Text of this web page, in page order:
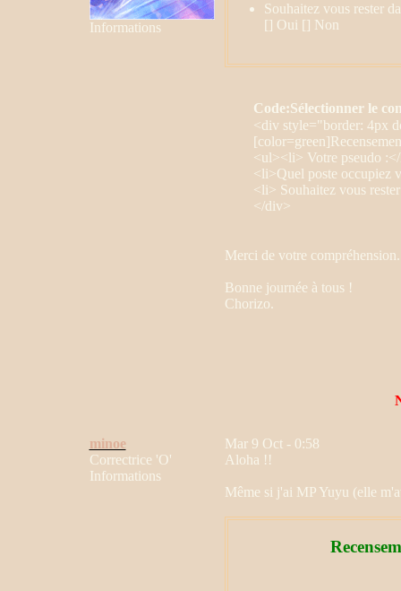
Informations
Souhaitez vous rester
[] Oui [] Non
Code:Sélectionner le
<div style="border: 4px
<ul><li> Votre pseudo
<li>Quel poste occupiez
<li> Souhaitez vous
</div>
Merci de votre compréhension.
Bonne journée à tous !
Chorizo.
minoe
Correctrice 'O'
Informations
Mar 9 Oct - 0:58
Aloha !!
Même si j'ai MP Yuyu (elle